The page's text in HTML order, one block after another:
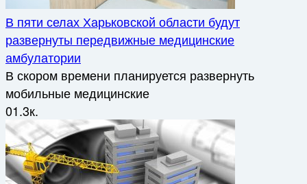
В пяти селах Харьковской области будут
развернуты передвижные медицинские
амбулатории
В скором времени планируется развернуть
мобильные медицинские
01.3к.